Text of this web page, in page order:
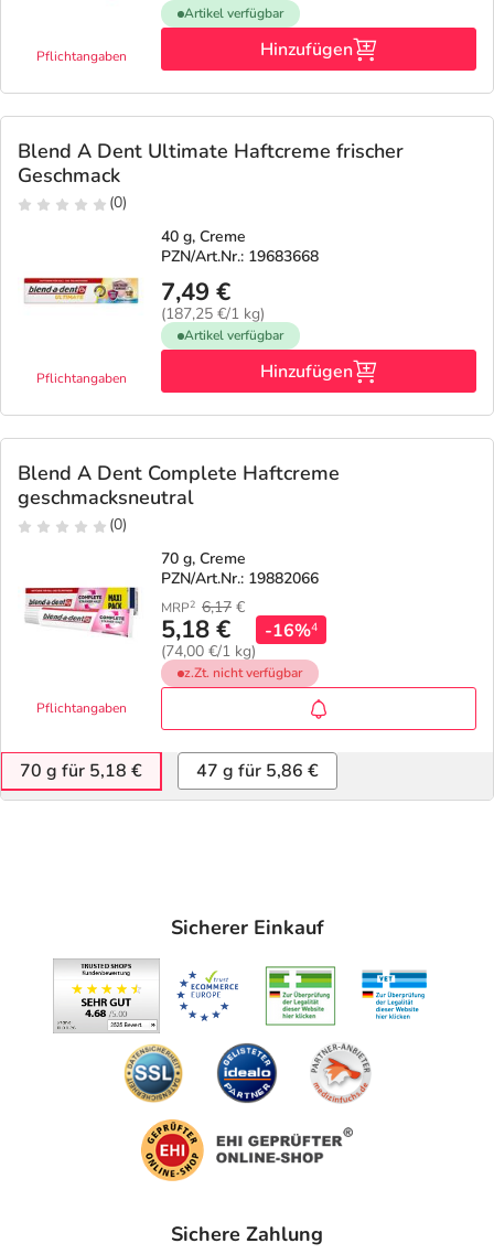
Pflichtangaben
Artikel verfügbar
Hinzufügen
Blend A Dent Ultimate Haftcreme frischer
Geschmack
(0)
Pflichtangaben
40 g, Creme
PZN/Art.Nr.: 19683668
7,49 €
(187,25 €/1 kg)
Artikel verfügbar
Hinzufügen
Blend A Dent Complete Haftcreme
geschmacksneutral
(0)
Pflichtangaben
70 g, Creme
PZN/Art.Nr.: 19882066
MRP2 6,17 €
5,18 €
(74,00 €/1 kg)
-16%4
z.Zt. nicht verfügbar
70 g für 5,18 € 47 g für 5,86 €
Sicherer Einkauf
Sichere Zahlung